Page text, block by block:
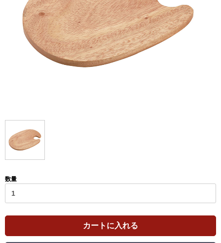
数量
カートに入れる